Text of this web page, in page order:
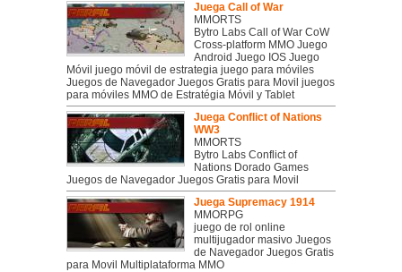
Juega Call of War
MMORTS
Bytro Labs Call of War CoW
Cross-platform MMO Juego
Android Juego IOS Juego
Móvil juego móvil de estrategia juego para móviles
Juegos de Navegador Juegos Gratis para Movil juegos
para móviles MMO de Estratégia Móvil y Tablet
Juega Conflict of Nations
WW3
MMORTS
Bytro Labs Conflict of
Nations Dorado Games
Juegos de Navegador Juegos Gratis para Movil
Juega Supremacy 1914
MMORPG
juego de rol online
multijugador masivo Juegos
de Navegador Juegos Gratis
para Movil Multiplataforma MMO